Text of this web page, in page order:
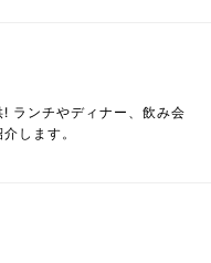
ランチやディナー、飲み会
します。